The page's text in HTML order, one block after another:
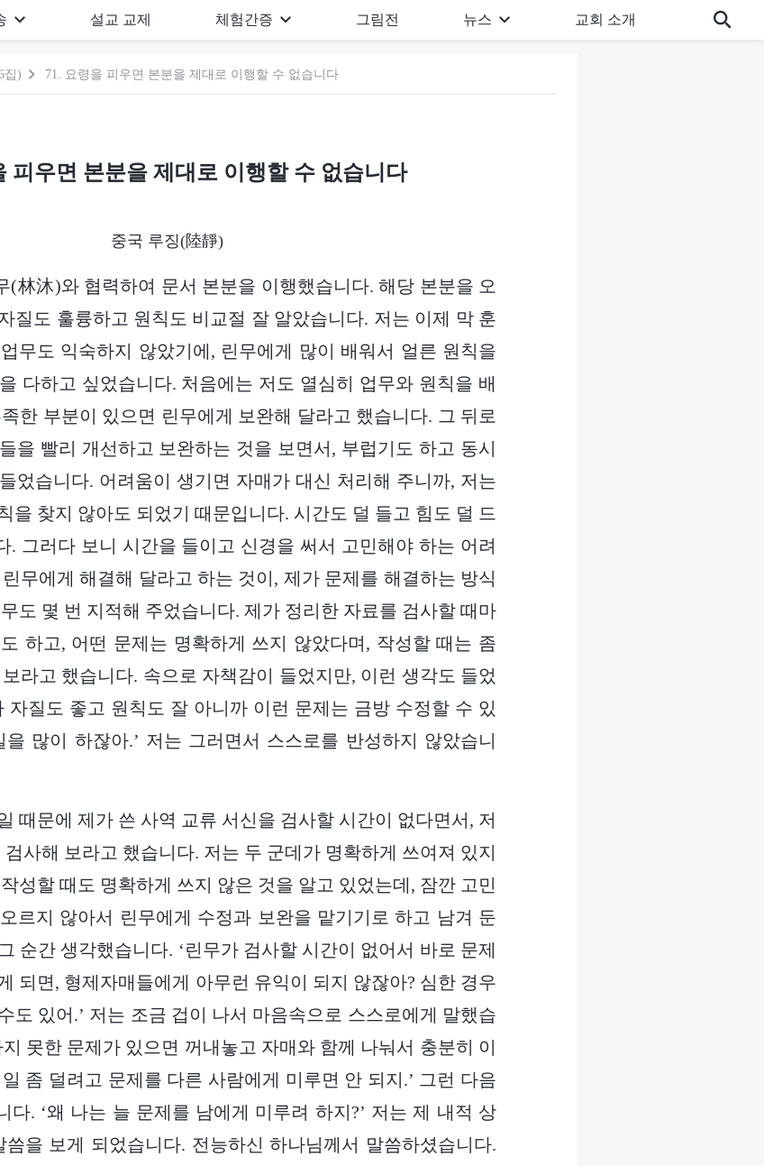
설교 교제 체험간증 그림전 뉴스 교회 소개
집) 71. 요령을 피우면 본분을 제대로 이행할 수 없습니다
피우면 본분을 제대로 이행할 수 없습니다
중국 루징(陸靜)
(林沐)와 협력하여 문서 본분을 이행했습니다. 해당 본분을 오
질도 훌륭하고 원칙도 비교절 잘 알았습니다. 저는 이제 막 훈
무도 익숙하지 않았기에, 린무에게 많이 배워서 얼른 원칙을
다하고 싶었습니다. 처음에는 저도 열심히 업무와 원칙을 배
한 부분이 있으면 린무에게 보완해 달라고 했습니다. 그 뒤로
을 빨리 개선하고 보완하는 것을 보면서, 부럽기도 하고 동시
었습니다. 어려움이 생기면 자매가 대신 처리해 주니까, 저는
을 찾지 않아도 되었기 때문입니다. 시간도 덜 들고 힘도 덜 드
. 그러다 보니 시간을 들이고 신경을 써서 고민해야 하는 어려
무에게 해결해 달라고 하는 것이, 제가 문제를 해결하는 방식
도 몇 번 지적해 주었습니다. 제가 정리한 자료를 검사할 때마
하고, 어떤 문제는 명확하게 쓰지 않았다며, 작성할 때는 좀
라고 했습니다. 속으로 자책감이 들었지만, 이런 생각도 들었
자질도 좋고 원칙도 잘 아니까 이런 문제는 금방 수정할 수 있
많이 하잖아.’ 저는 그러면서 스스로를 반성하지 않았습니
때문에 제가 쓴 사역 교류 서신을 검사할 시간이 없다면서, 저
사해 보라고 했습니다. 저는 두 군데가 명확하게 쓰여져 있지
성할 때도 명확하게 쓰지 않은 것을 알고 있었는데, 잠깐 고민
르지 않아서 린무에게 수정과 보완을 맡기기로 하고 남겨 둔
순간 생각했습니다. ‘린무가 검사할 시간이 없어서 바로 문제
되면, 형제자매들에게 아무런 유익이 되지 않잖아? 심한 경우
도 있어.’ 저는 조금 겁이 나서 마음속으로 스스로에게 말했습
못한 문제가 있으면 꺼내놓고 자매와 함께 나눠서 충분히 이
좀 덜려고 문제를 다른 사람에게 미루면 안 되지.’ 그런 다음
다. ‘왜 나는 늘 문제를 남에게 미루려 하지?’ 저는 제 내적 상
을 보게 되었습니다. 전능하신 하나님께서 말씀하셨습니다.